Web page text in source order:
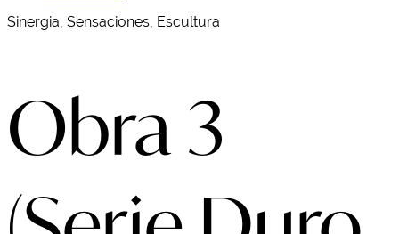
Sinergia, Sensaciones, Escultura
Obra 3